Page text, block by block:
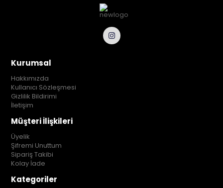
Kurumsal
Hakkımızda
Kullanıcı Sözleşmesi
Gizlilik Bildirimi
İletişim
Müşteri İlişkileri
Üyelik
Şifremi Unuttum
Sipariş Takibi
Kolay İade
Kategoriler